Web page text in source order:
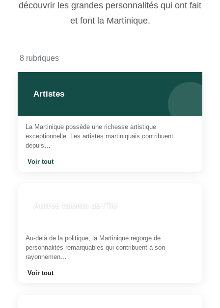
découvrir les grandes personnalités qui ont fait
et font la Martinique.
8 rubriques
Artistes
La Martinique possède une richesse artistique
exceptionnelle. Les artistes martiniquais contribuent
depuis…
Voir tout
Autres talents de l’île
Au-delà de la politique, la Martinique regorge de
personnalités remarquables qui contribuent à son
rayonnemen…
Voir tout